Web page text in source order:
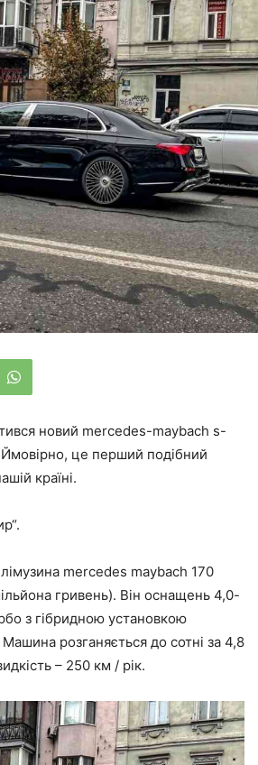
новий mercedes-maybach s-
це перший подібний
країні.
mercedes maybach 170
гривень). Він оснащень 4,0-
з гібридною установкою
розганяється до сотні за 4,8
– 250 км / рік.